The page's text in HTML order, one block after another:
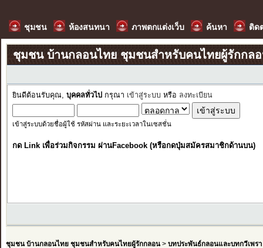
ชุมชน ห้องสนทนา ภาพตกแต่งเว็บ ค้นหา ติด
ชุมชน บ้านกลอนไทย ชุมชนสำหรับคนไทยผู้รักกล
ยินดีต้อนรับคุณ, บุคคลทั่วไป กรุณา เข้าสู่ระบบ หรือ ลงทะเบียน
เข้าสู่ระบบด้วยชื่อผู้ใช้ รหัสผ่าน และระยะเวลาในเซสชั่น
กด Link เพื่อร่วมกิจกรรม ผ่านFacebook (หรือกดปุ่มสมัครสมาชิกด้านบน)
ชุมชน บ้านกลอนไทย ชุมชนสำหรับคนไทยผู้รักกลอน> บทประพันธ์กลอนและบทกวีเพรา